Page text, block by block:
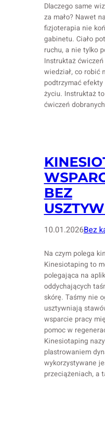
Dlaczego same
za mało? Nawet
fizjoterapia nie
gabinetu. Ciało
ruchu, a nie tylko
Instruktaż
wiedział, co robić
podtrzymać
życiu. Instruktaż
ćwiczeń
BEZ
10.01.2026Bez
Na czym polega
Kinesiotaping to
polegająca na
oddychających
skórę. Taśmy nie
usztywniają
wsparcie pracy
pomoc w
Kinesiotaping
plastrowaniem
wykorzystywane
przeciążeniach, a